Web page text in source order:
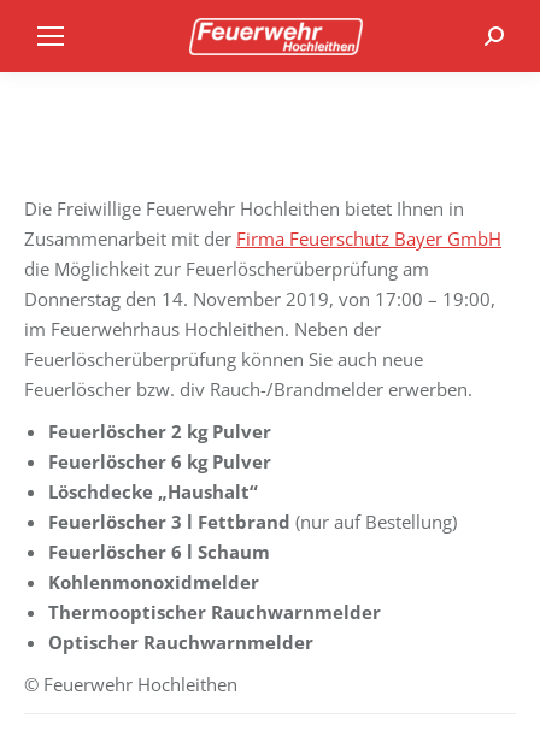
Die Freiwillige Feuerwehr Hochleithen bietet Ihnen in
Zusammenarbeit mit der Firma Feuerschutz Bayer GmbH
die Möglichkeit zur Feuerlöscherüberprüfung am
Donnerstag den 14. November 2019, von 17:00 – 19:00,
im Feuerwehrhaus Hochleithen. Neben der
Feuerlöscherüberprüfung können Sie auch neue
Feuerlöscher bzw. div Rauch-/Brandmelder erwerben.
Feuerlöscher 2 kg Pulver
Feuerlöscher 6 kg Pulver
Löschdecke „Haushalt“
Feuerlöscher 3 l Fettbrand (nur auf Bestellung)
Feuerlöscher 6 l Schaum
Kohlenmonoxidmelder
Thermooptischer Rauchwarnmelder
Optischer Rauchwarnmelder
© Feuerwehr Hochleithen